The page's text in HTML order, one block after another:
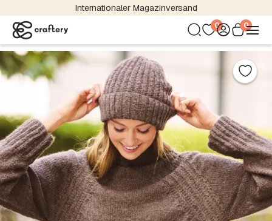
Internationaler Magazinversand
0 0